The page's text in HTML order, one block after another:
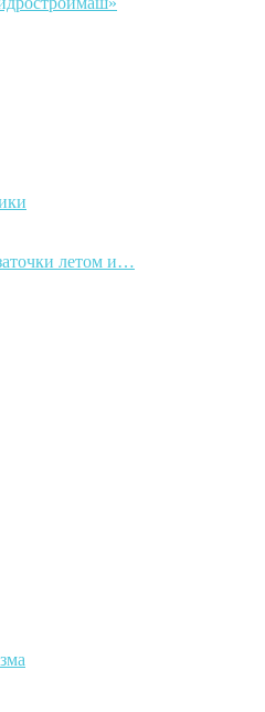
летом и…